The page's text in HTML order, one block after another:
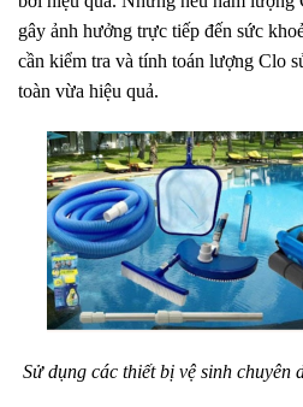
gây ảnh hưởng trực tiếp đến sức
cần kiểm tra và tính toán lượng Clo
toàn vừa hiệu quả.
Sử dụng các thiết bị vệ sinh chuyên